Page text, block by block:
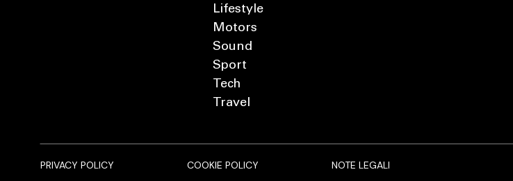
Lifestyle
Motors
Sound
Sport
Tech
Travel
PRIVACY POLICY COOKIE POLICY NOTE LEGALI